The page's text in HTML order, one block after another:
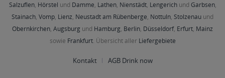
Salzuflen, Hörstel und Damme, Lathen, Nienstädt, Lengerichund Garbsen,
Stainach, Vomp, Lienz, Neustadt am Rübenberge, Nottuln, Stolzenau und
Obernkirchen, Augsburg und Hamburg, Berlin, Düsseldorf, Erfurt, Mainz
sowie Frankfurt. Übersicht aller Liefergebiete
Kontakt AGB Drink now